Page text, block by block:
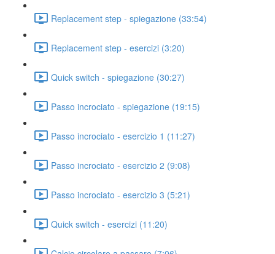
Replacement step - spiegazione (33:54)
Replacement step - esercizi (3:20)
Quick switch - spiegazione (30:27)
Passo incrociato - spiegazione (19:15)
Passo incrociato - esercizio 1 (11:27)
Passo incrociato - esercizio 2 (9:08)
Passo incrociato - esercizio 3 (5:21)
Quick switch - esercizi (11:20)